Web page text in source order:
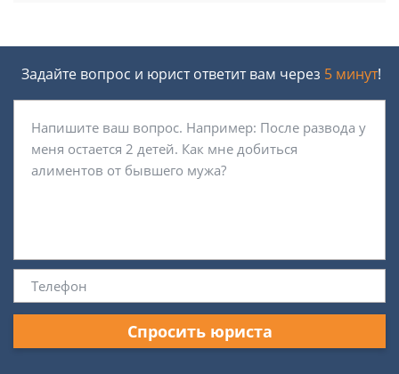
Задайте вопрос и юрист ответит вам через 5 минут!
Спросить юриста